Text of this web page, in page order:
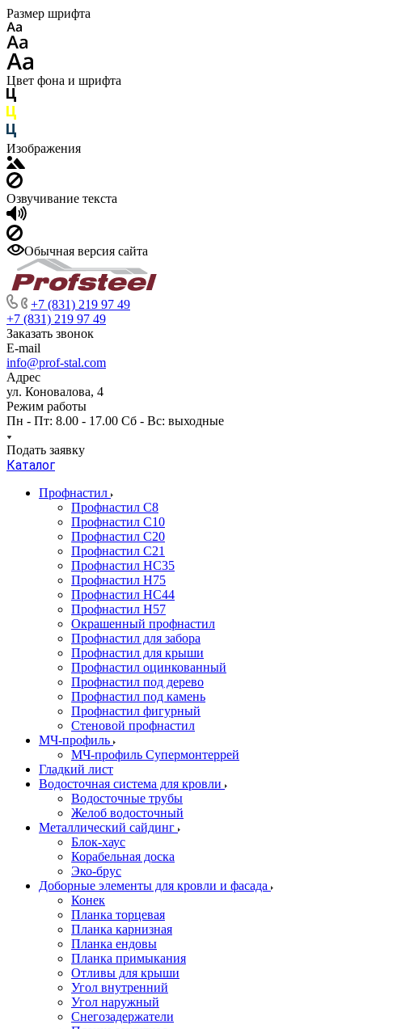
Размер шрифта
Цвет фона и шрифта
Изображения
Озвучивание текста
Обычная версия сайта
+7 (831) 219 97 49
+7 (831) 219 97 49
Заказать звонок
E-mail
info@prof-stal.com
Адрес
ул. Коновалова, 4
Режим работы
Пн - Пт: 8.00 - 17.00 Сб - Вс: выходные
Подать заявку
Каталог
Профнастил
Профнастил С8
Профнастил С10
Профнастил С20
Профнастил С21
Профнастил НС35
Профнастил Н75
Профнастил HC44
Профнастил Н57
Окрашенный профнастил
Профнастил для забора
Профнастил для крыши
Профнастил оцинкованный
Профнастил под дерево
Профнастил под камень
Профнастил фигурный
Стеновой профнастил
МЧ-профиль
МЧ-профиль Супермонтеррей
Гладкий лист
Водосточная система для кровли
Водосточные трубы
Желоб водосточный
Металлический сайдинг
Блок-хаус
Корабельная доска
Эко-брус
Доборные элементы для кровли и фасада
Конек
Планка торцевая
Планка карнизная
Планка ендовы
Планка примыкания
Отливы для крыши
Угол внутренний
Угол наружный
Снегозадержатели